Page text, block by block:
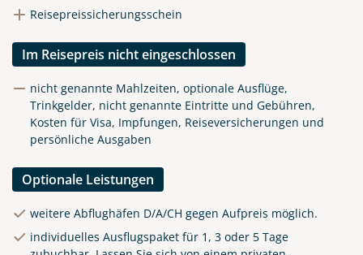
Reisepreissicherungsschein
Im Reisepreis nicht eingeschlossen
nicht genannte Mahlzeiten, optionale Ausflüge,
Trinkgelder, nicht genannte Eintritte und Gebühren,
Kosten für Visa, Impfungen, Reiseversicherungen und
persönliche Ausgaben
Optionale Leistungen
weitere Abflughäfen D/A/CH gegen Aufpreis möglich.
individuelles Ausflugspaket für 1, 3 oder 5 Tage